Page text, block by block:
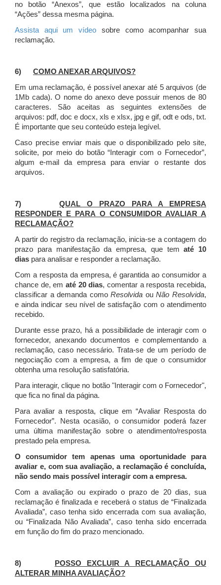
no botão “Anexos”, que estão localizados na coluna
“Ações” dessa mesma página.
Assista aqui um vídeo sobre como acompanhar sua
reclamação.
6) COMO ANEXAR ARQUIVOS?
Em uma reclamação, é possível anexar até 5 arquivos (de
1Mb cada). O nome do anexo deve possuir menos de 80
caracteres. São aceitas as seguintes extensões de
arquivos: pdf, doc e docx, xls e xlsx, jpg e gif, odt e ods, txt.
É importante que seu conteúdo esteja legível.
Caso precise enviar mais que o disponibilizado pelo site,
solicite, por meio do botão “Interagir com o Fornecedor”,
algum e-mail da empresa para enviar o restante dos
arquivos.
7)QUAL O PRAZO PARA A EMPRESA
RESPONDER E PARA O CONSUMIDOR AVALIAR A
RECLAMAÇÃO?
A partir do registro da reclamação, inicia-se a contagem do
prazo para manifestação da empresa, que tematé 10
dias para analisar e responder a reclamação.
Com a resposta da empresa, é garantida ao consumidor a
chance de, em até 20 dias, comentar a resposta recebida,
classificar a demanda comoResolvida ouNão Resolvida,
e ainda indicar seu nível de satisfação com o atendimento
recebido.
Durante esse prazo, há a possibilidade de interagir com o
fornecedor, anexando documentos e complementando a
reclamação, caso necessário.Trata-se de um período de
negociação com a empresa, a fim de que o consumidor
obtenha uma resolução satisfatória.
Para interagir, clique no botão "Interagir com o Fornecedor",
que fica no final da página.
Para avaliar a resposta, clique em “Avaliar Resposta do
Fornecedor”. Nesta ocasião, o consumidor poderá fazer
uma última manifestação sobre o atendimento/resposta
prestado pela empresa.
O consumidor tem apenas uma oportunidade para
avaliar e, com sua avaliação, a reclamação é concluída,
não sendo mais possível interagir com a empresa.
Com a avaliação ou expirado o prazo de 20 dias, sua
reclamação é finalizada e receberá o status de “Finalizada
Avaliada”, caso tenha sido encerrada com sua avaliação,
ou “Finalizada Não Avaliada”, caso tenha sido encerrada
em função do fim do prazo mencionado.
8)
POSSO EXCLUIR A RECLAMAÇÃO OU
ALTERAR MINHA AVALIAÇÃO?